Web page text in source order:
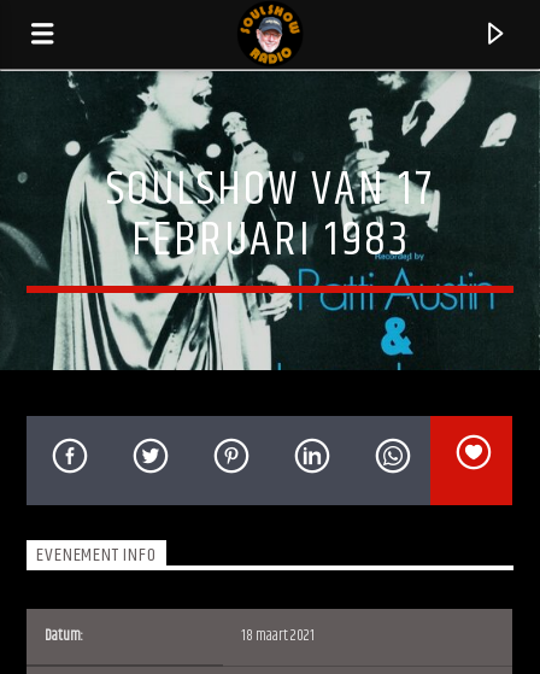
HUIDIG NUMMER
SOULSHOW VAN 17
FEBRUARI 1983
EVENEMENT INFO
Datum: 18 maart 2021